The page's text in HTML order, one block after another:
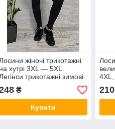
Лосини жіночі трикотажні
на хутрі 3XL — 5XL
Легінси трикотажні зимові
₴
Купити
4XL,
210